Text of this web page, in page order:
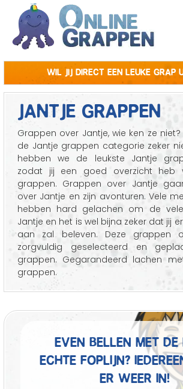
Wil jij direct een leuke grap
JANTJE GRAPPEN
Grappen over Jantje, wie ken ze
de Jantje grappen categorie zeker
hebben we de leukste Jantje
zodat jij een goed overzicht heb
grappen. Grappen over Jantje
over Jantje en zijn avonturen. Vele
hebben hard gelachen om de
Jantje en het is wel bijna zeker dat jij
aan zal beleven. Deze grappen
zorgvuldig geselecteerd en
grappen. Gegarandeerd lachen
grappen.
Even bellen met de
echte foplijn?
er weer in!